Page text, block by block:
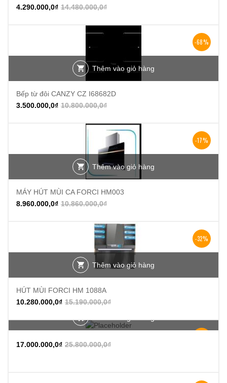
14.480.000,0₫
4.290.000,0₫
-68%
Thêm vào giỏ hàng
Bếp từ đôi CANZY CZ I68682D
10.800.000,0₫
3.500.000,0₫
-17%
Thêm vào giỏ hàng
MÁY HÚT MÙI CA FORCI HM003
10.860.000,0₫
8.960.000,0₫
-32%
Thêm vào giỏ hàng
HÚT MÙI FORCI HM 1088A
15.190.000,0₫
10.280.000,0₫
25.800.000,0₫
17.000.000,0₫